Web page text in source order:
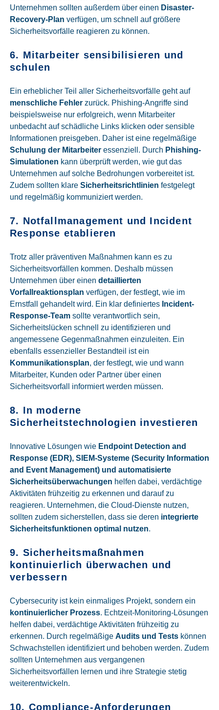
Unternehmen sollten außerdem über einen Disaster-
Recovery-Plan verfügen, um schnell auf größere
Sicherheitsvorfälle reagieren zu können.
6. Mitarbeiter sensibilisieren und
schulen
Ein erheblicher Teil aller Sicherheitsvorfälle geht auf
menschliche Fehler zurück. Phishing-Angriffe sind
beispielsweise nur erfolgreich, wenn Mitarbeiter
unbedacht auf schädliche Links klicken oder sensible
Informationen preisgeben. Daher ist eine regelmäßige
Schulung der Mitarbeiter essenziell. Durch Phishing-
Simulationen kann überprüft werden, wie gut das
Unternehmen auf solche Bedrohungen vorbereitet ist.
Zudem sollten klare Sicherheitsrichtlinien festgelegt
und regelmäßig kommuniziert werden.
7. Notfallmanagement und Incident
Response etablieren
Trotz aller präventiven Maßnahmen kann es zu
Sicherheitsvorfällen kommen. Deshalb müssen
Unternehmen über einen detaillierten
Vorfallreaktionsplan verfügen, der festlegt, wie im
Ernstfall gehandelt wird. Ein klar definiertes Incident-
Response-Team sollte verantwortlich sein,
Sicherheitslücken schnell zu identifizieren und
angemessene Gegenmaßnahmen einzuleiten. Ein
ebenfalls essenzieller Bestandteil ist ein
Kommunikationsplan, der festlegt, wie und wann
Mitarbeiter, Kunden oder Partner über einen
Sicherheitsvorfall informiert werden müssen.
8. In moderne
Sicherheitstechnologien investieren
Innovative Lösungen wie Endpoint Detection and
Response (EDR), SIEM-Systeme (Security Information
and Event Management) und automatisierte
Sicherheitsüberwachungen helfen dabei, verdächtige
Aktivitäten frühzeitig zu erkennen und darauf zu
reagieren. Unternehmen, die Cloud-Dienste nutzen,
sollten zudem sicherstellen, dass sie deren integrierte
Sicherheitsfunktionen optimal nutzen.
9. Sicherheitsmaßnahmen
kontinuierlich überwachen und
verbessern
Cybersecurity ist kein einmaliges Projekt, sondern ein
kontinuierlicher Prozess. Echtzeit-Monitoring-Lösungen
helfen dabei, verdächtige Aktivitäten frühzeitig zu
erkennen. Durch regelmäßige Audits und Tests können
Schwachstellen identifiziert und behoben werden. Zudem
sollten Unternehmen aus vergangenen
Sicherheitsvorfällen lernen und ihre Strategie stetig
weiterentwickeln.
10. Compliance-Anforderungen